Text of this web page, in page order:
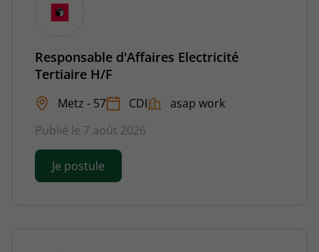
Responsable d'Affaires Electricité
Tertiaire H/F
Metz - 57 CDI
asap work
Publié le 7 août 2026
Je postule